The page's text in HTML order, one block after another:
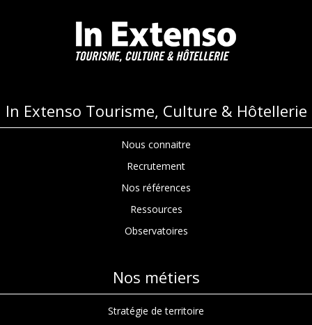
In Extenso Tourisme, Culture & Hôtellerie
Nous connaitre
Recrutement
Nos références
Ressources
Observatoires
Nos métiers
Stratégie de territoire